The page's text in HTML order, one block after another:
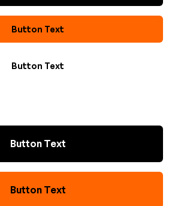
Button Text
Button Text
Button Text
Button Text